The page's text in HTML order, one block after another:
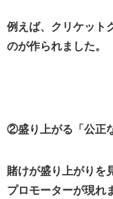
例えば、クリケット
のが作られました。
②盛り上がる「公正
賭けが盛り上がりを
プロモーターが現れ